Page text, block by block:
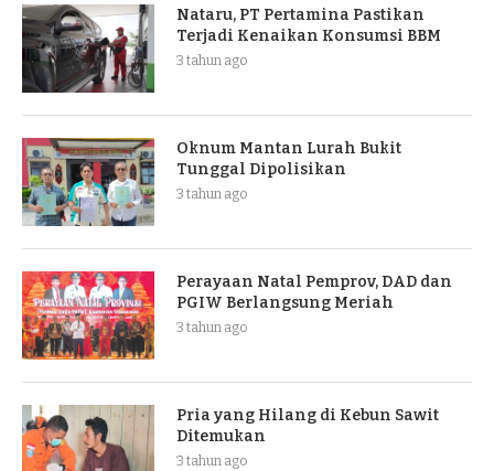
Nataru, PT Pertamina Pastikan
Terjadi Kenaikan Konsumsi BBM
3 tahun ago
Oknum Mantan Lurah Bukit
Tunggal Dipolisikan
3 tahun ago
Perayaan Natal Pemprov, DAD dan
PGIW Berlangsung Meriah
3 tahun ago
Pria yang Hilang di Kebun Sawit
Ditemukan
3 tahun ago